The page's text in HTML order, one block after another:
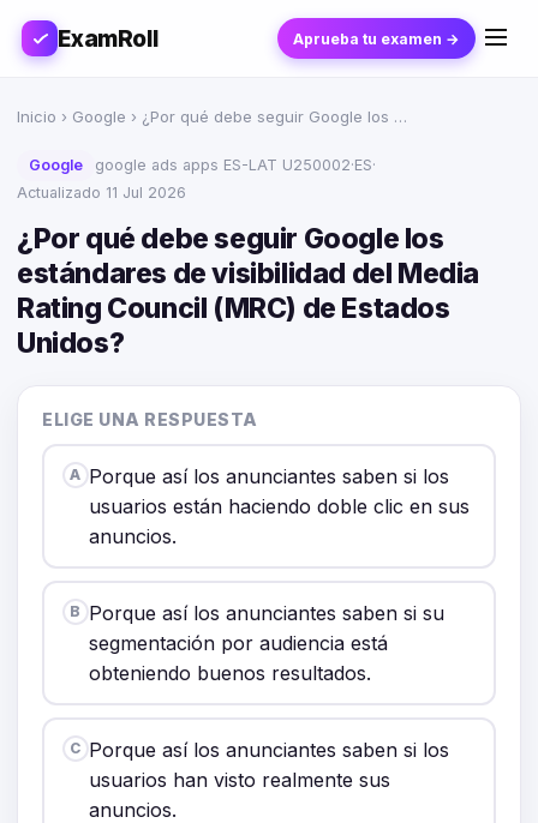
ExamRoll Aprueba tu examen →
Inicio › Google › ¿Por qué debe seguir Google los …
Google google ads apps ES-LAT U250002·ES·
Actualizado 11 Jul 2026
¿Por qué debe seguir Google los
estándares de visibilidad del Media
Rating Council (MRC) de Estados
Unidos?
ELIGE UNA RESPUESTA
A Porque así los anunciantes saben si los
usuarios están haciendo doble clic en sus
anuncios.
B Porque así los anunciantes saben si su
segmentación por audiencia está
obteniendo buenos resultados.
C Porque así los anunciantes saben si los
usuarios han visto realmente sus
anuncios.